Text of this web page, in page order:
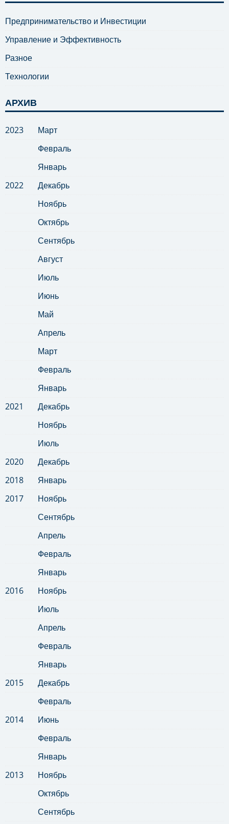
Предпринимательство и Инвестиции
Управление и Эффективность
Разное
Технологии
АРХИВ
2023
Март
Февраль
Январь
2022
Декабрь
Ноябрь
Октябрь
Сентябрь
Август
Июль
Июнь
Май
Апрель
Март
Февраль
Январь
2021
Декабрь
Ноябрь
Июль
2020
Декабрь
2018
Январь
2017
Ноябрь
Сентябрь
Апрель
Февраль
Январь
2016
Ноябрь
Июль
Апрель
Февраль
Январь
2015
Декабрь
Февраль
2014
Июнь
Февраль
Январь
2013
Ноябрь
Октябрь
Сентябрь